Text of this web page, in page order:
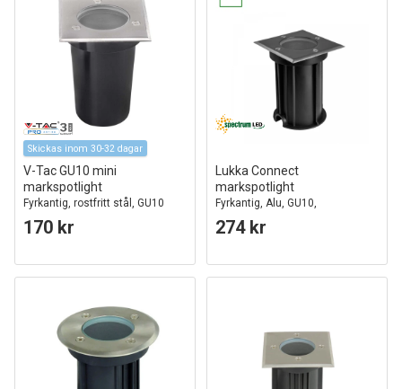
Skickas inom 30-32 dagar
V-Tac GU10 mini
markspotlight
Fyrkantig, rostfritt stål, GU10
sockel
170 kr
Lukka Connect
markspotlight
Fyrkantig, Alu, GU10,
genomkopplad
274 kr